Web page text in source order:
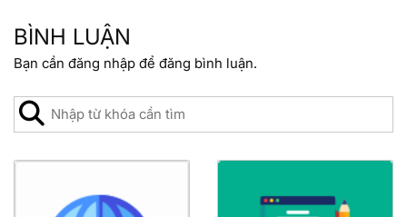
BÌNH LUẬN
Bạn cần đăng nhập để đăng bình luận.